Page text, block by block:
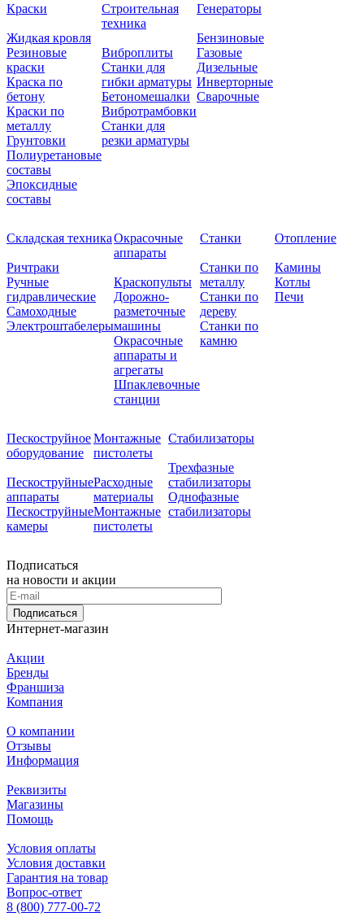
Краски
Жидкая кровля
Резиновые
краски
Краска по
бетону
Краски по
металлу
Грунтовки
Полиуретановые
составы
Эпоксидные
составы
Строительная
техника
Виброплиты
Станки для
гибки арматуры
Бетономешалки
Вибротрамбовки
Станки для
резки арматуры
Генераторы
Бензиновые
Газовые
Дизельные
Инверторные
Сварочные
Складская техника
Ричтраки
Ручные
гидравлические
Самоходные
Электроштабелеры
Окрасочные
аппараты
Краскопульты
Дорожно-
разметочные
машины
Окрасочные
аппараты и
агрегаты
Шпаклевочные
станции
Станки
Станки по
металлу
Станки по
дереву
Станки по
камню
Отопление
Камины
Котлы
Печи
Пескоструйное
оборудование
Пескоструйные
аппараты
Пескоструйные
камеры
Монтажные
пистолеты
Расходные
материалы
Монтажные
пистолеты
Стабилизаторы
Трехфазные
стабилизаторы
Однофазные
стабилизаторы
Подписаться
на новости и акции
Подписаться
Интернет-магазин
Акции
Бренды
Франшиза
Компания
О компании
Отзывы
Информация
Реквизиты
Магазины
Помощь
Условия оплаты
Условия доставки
Гарантия на товар
Вопрос-ответ
8 (800) 777-00-72